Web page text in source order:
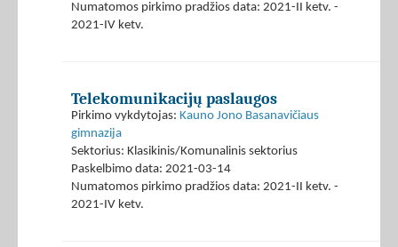
Numatomos pirkimo pradžios data: 2021-II ketv. -
2021-IV ketv.
Telekomunikacijų paslaugos
Pirkimo vykdytojas: Kauno Jono Basanavičiaus
gimnazija
Sektorius: Klasikinis/Komunalinis sektorius
Paskelbimo data: 2021-03-14
Numatomos pirkimo pradžios data: 2021-II ketv. -
2021-IV ketv.